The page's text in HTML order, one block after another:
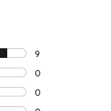
9
9 reviews with 5
0
0 reviews with 4
0
0 reviews with 3